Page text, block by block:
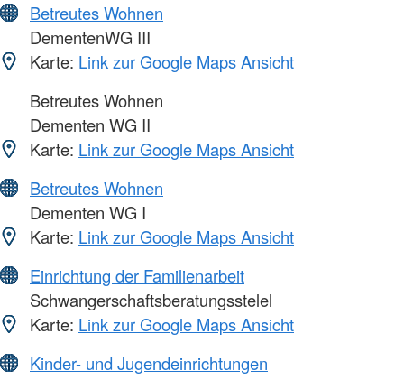
Betreutes Wohnen
DementenWG III
Karte: Link zur Google Maps Ansicht
Betreutes Wohnen
Dementen WG II
Karte: Link zur Google Maps Ansicht
Betreutes Wohnen
Dementen WG I
Karte: Link zur Google Maps Ansicht
Einrichtung der Familienarbeit
Schwangerschaftsberatungsstelel
Karte: Link zur Google Maps Ansicht
Kinder- und Jugendeinrichtungen